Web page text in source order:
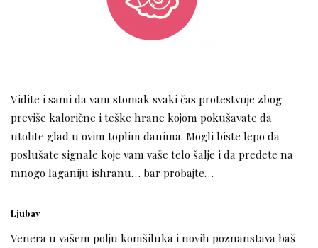
Vidite i sami da vam stomak svaki čas protestvuje zbog
previše kalorične i teške hrane kojom pokušavate da
utolite glad u ovim toplim danima. Mogli biste lepo da
poslušate signale koje vam vaše telo šalje i da pređete na
mnogo laganiju ishranu… bar probajte…
Ljubav
Venera u vašem polju komšiluka i novih poznanstava baš